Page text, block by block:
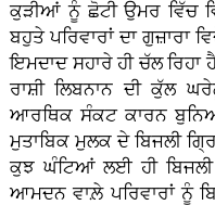
ਕੁੜੀਆਂ ਨੂੰ ਛੋਟੀ ਉਮਰ ਵਿੱਚ
ਬਹੁਤੇ ਪਰਿਵਾਰਾਂ ਦਾ ਗੁਜ਼ਾਰਾ
ਇਮਦਾਦ ਸਹਾਰੇ ਹੀ ਚੱਲ ਰਿਹਾ
ਰਾਸ਼ੀ ਲਿਬਨਾਨ ਦੀ ਕੁੱਲ
ਆਰਥਿਕ ਸੰਕਟ ਕਾਰਨ
ਮੁਤਾਬਿਕ ਮੁਲਕ ਦੇ ਬਿਜਲੀ
ਕੁਝ ਘੰਟਿਆਂ ਲਈ ਹੀ ਬਿਜਲੀ
ਆਮਦਨ ਵਾਲ਼ੇ ਪਰਿਵਾਰਾਂ ਨੂੰ